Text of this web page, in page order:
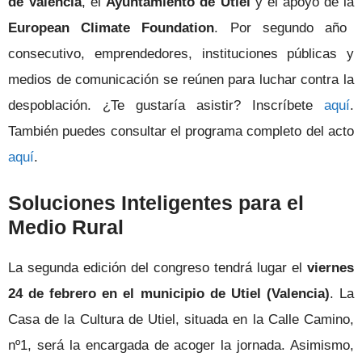
European Climate Foundation. Por segundo año
consecutivo, emprendedores, instituciones públicas y
medios de comunicación se reúnen para luchar contra la
despoblación. ¿Te gustaría asistir? Inscríbete aquí.
También puedes consultar el programa completo del acto
aquí.
Soluciones Inteligentes para el
Medio Rural
La segunda edición del congreso tendrá lugar el viernes
24 de febrero en el municipio de Utiel (Valencia). La
Casa de la Cultura de Utiel, situada en la Calle Camino,
nº1, será la encargada de acoger la jornada. Asimismo,